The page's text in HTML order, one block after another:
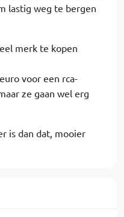
lastig weg te bergen
merk te kopen
voor een rca-
ze gaan wel erg
is dan dat, mooier